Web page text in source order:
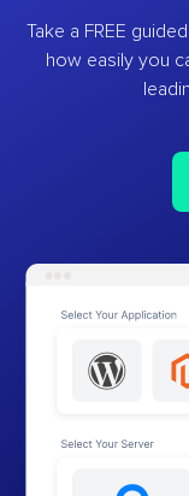
Take a FREE
how easily you